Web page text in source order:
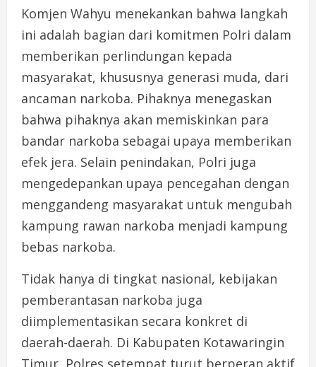
Komjen Wahyu menekankan bahwa langkah
ini adalah bagian dari komitmen Polri dalam
memberikan perlindungan kepada
masyarakat, khususnya generasi muda, dari
ancaman narkoba. Pihaknya menegaskan
bahwa pihaknya akan memiskinkan para
bandar narkoba sebagai upaya memberikan
efek jera. Selain penindakan, Polri juga
mengedepankan upaya pencegahan dengan
menggandeng masyarakat untuk mengubah
kampung rawan narkoba menjadi kampung
bebas narkoba.
Tidak hanya di tingkat nasional, kebijakan
pemberantasan narkoba juga
diimplementasikan secara konkret di
daerah-daerah. Di Kabupaten Kotawaringin
Timur, Polres setempat turut berperan aktif